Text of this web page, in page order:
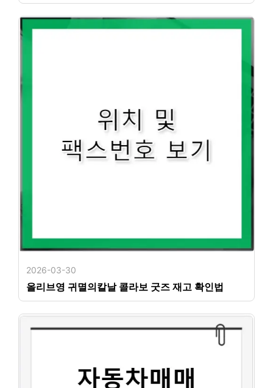
2026-03-30
올리브영 귀멸의칼날 콜라보 굿즈 재고 확인법